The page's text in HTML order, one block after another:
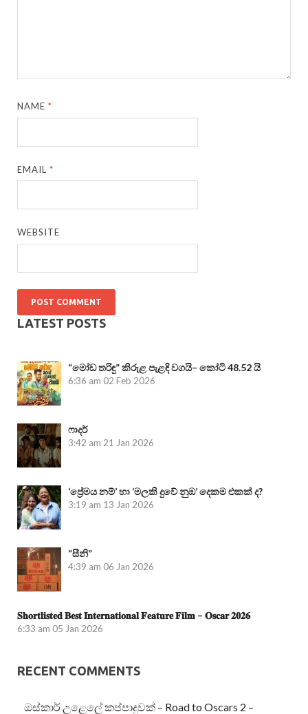
NAME*
EMAIL*
WEBSITE
LATEST POSTS
“මෝඩ තරිඳු” කිරුළ පැළඳි වගයි– කෝටි 48.52 යි
6:36 am 02 Feb 2026
ෆාදර්
3:42 am 21 Jan 2026
‘ප්‍රේමය නම්’ හා ‘මලකි දුවේ නුඹ’ දෙකම එකක් ද?
3:19 am 13 Jan 2026
“සීනි”
4:39 am 06 Jan 2026
𝐒𝐡𝐨𝐫𝐭𝐥𝐢𝐬𝐭𝐞𝐝 𝐁𝐞𝐬𝐭 𝐈𝐧𝐭𝐞𝐫𝐧𝐚𝐭𝐢𝐨𝐧𝐚𝐥 𝐅𝐞𝐚𝐭𝐮𝐫𝐞 𝐅𝐢𝐥𝐦 – 𝐎𝐬𝐜𝐚𝐫 𝟐𝟎𝟐𝟔
6:33 am 05 Jan 2026
RECENT COMMENTS
ඔස්කාර් උළෙලේ කප්පාදුවක් – Road to Oscars 2 –